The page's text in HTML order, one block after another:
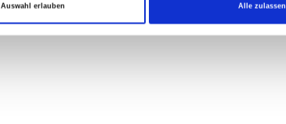
Auswahl erlauben Alle zulassen